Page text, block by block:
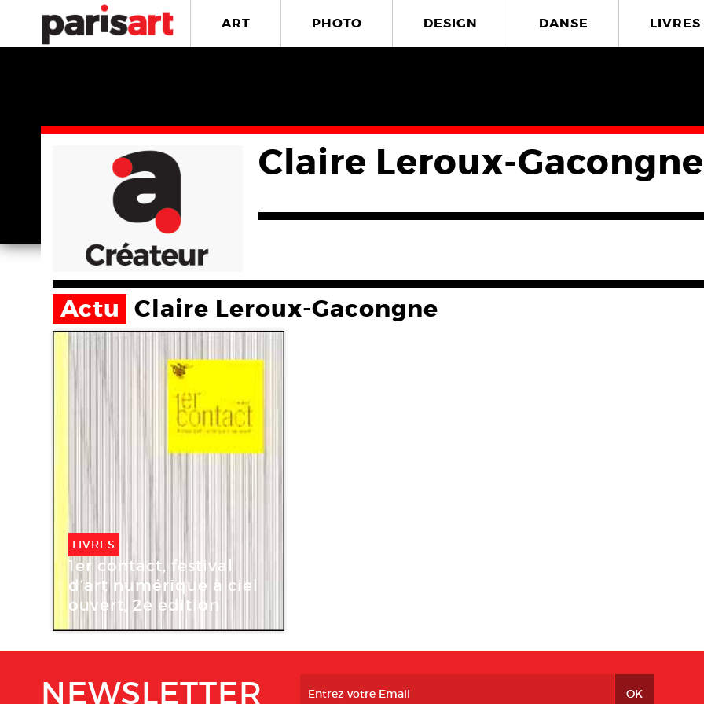
ART PHOTO DESIGN DANSE LIVRES
Claire Leroux-Gacongne
Actu Claire Leroux-Gacongne
LIVRES
1er contact, festival
d’art numérique à ciel
ouvert, 2e edition
NEWSLETTER